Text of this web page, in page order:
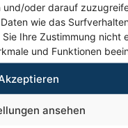
oder darauf
wie das
Ihre Zustimmung nicht
und Funktionen
ansehen